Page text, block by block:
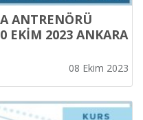
ANTRENÖRÜ
EKİM 2023 ANKARA
08 Ekim 2023